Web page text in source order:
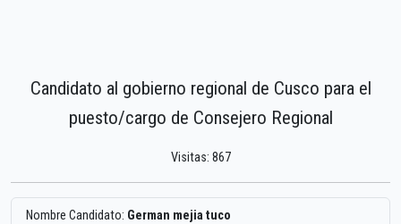
Candidato al gobierno regional de Cusco para el
puesto/cargo de Consejero Regional
Visitas: 867
Nombre Candidato: German mejia tuco